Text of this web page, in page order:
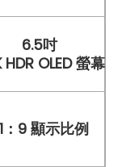
6.5吋
HDR OLED 螢幕
：9 顯示比例